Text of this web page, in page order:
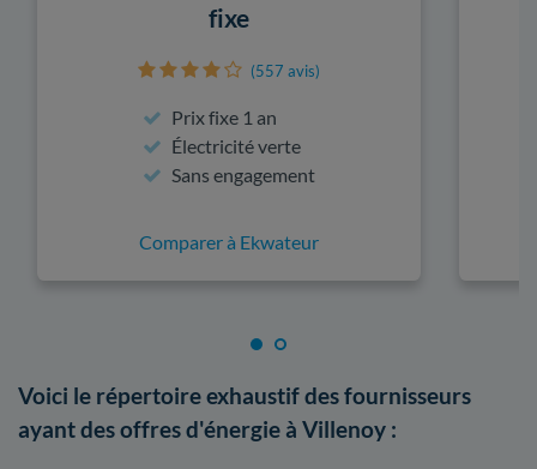
fixe
(557 avis)
Prix fixe 1 an
Électricité verte
Sans engagement
Comparer à Ekwateur
Voici le répertoire exhaustif des fournisseurs
ayant des offres d'énergie à Villenoy :